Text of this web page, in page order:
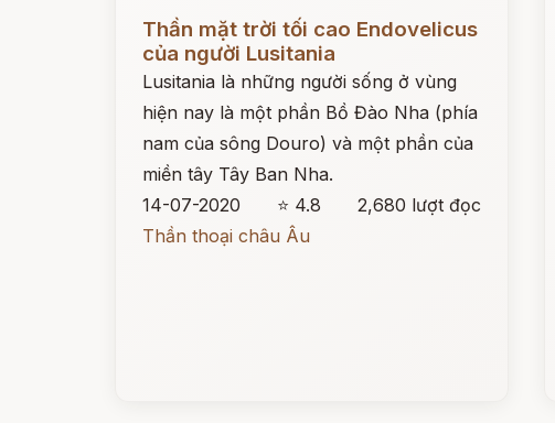
Đọc ngay
Thần mặt trời tối cao Endovelicus
của người Lusitania
Lusitania là những người sống ở vùng
hiện nay là một phần Bồ Đào Nha (phía
nam của sông Douro) và một phần của
miền tây Tây Ban Nha.
14-07-2020
⭐ 4.8
2,680 lượt đọc
Thần thoại châu Âu